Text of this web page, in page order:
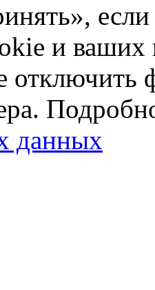
если
и
отключить
данных